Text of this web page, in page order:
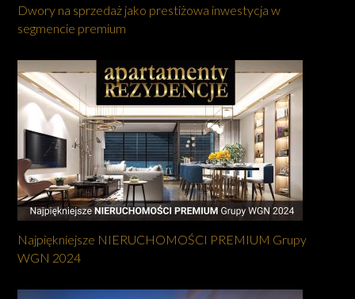
Dwory na sprzedaż jako prestiżowa inwestycja w
segmencie premium
Najpiękniejsze NIERUCHOMOŚCI PREMIUM Grupy
WGN 2024